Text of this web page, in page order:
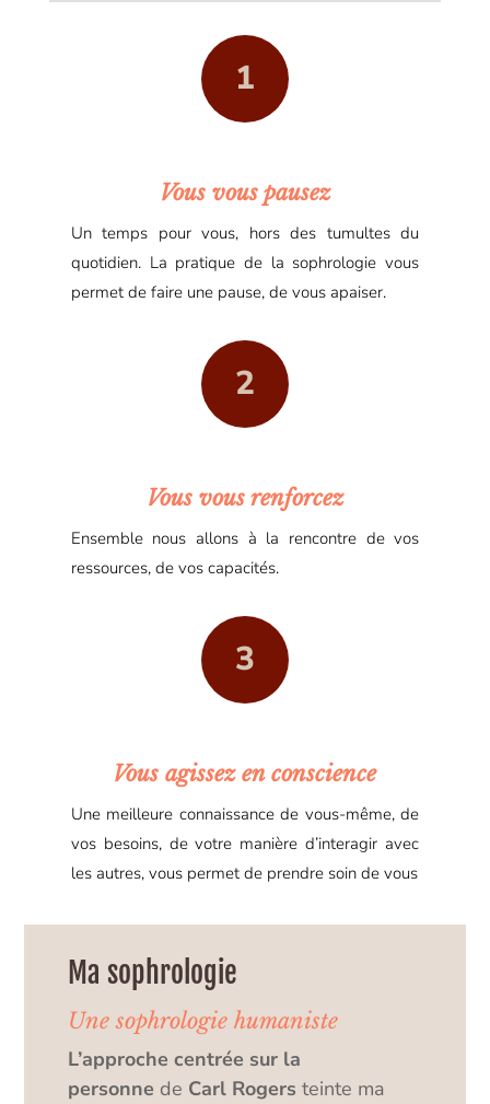
1
Vous vous pausez
Un temps pour vous, hors des tumultes du
quotidien. La pratique de la sophrologie vous
permet de faire une pause, de vous apaiser.
2
Vous vous renforcez
Ensemble nous allons à la rencontre de vos
ressources, de vos capacités.
3
Vous agissez en conscience
Une meilleure connaissance de vous-même, de
vos besoins, de votre manière d’interagir avec
les autres, vous permet de prendre soin de vous
Ma sophrologie
Une sophrologie humaniste
L’approche centrée sur la
personne de Carl Rogers teinte ma